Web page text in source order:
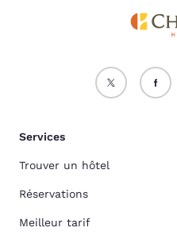
Services
Trouver un hôtel
Réservations
Meilleur tarif